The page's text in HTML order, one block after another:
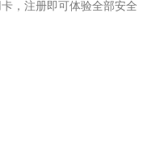
，注册即可体验全部安全